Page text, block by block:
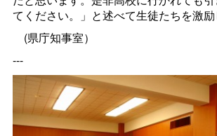
てください。」と述べて生徒たちを激励
(県庁知事室）
---